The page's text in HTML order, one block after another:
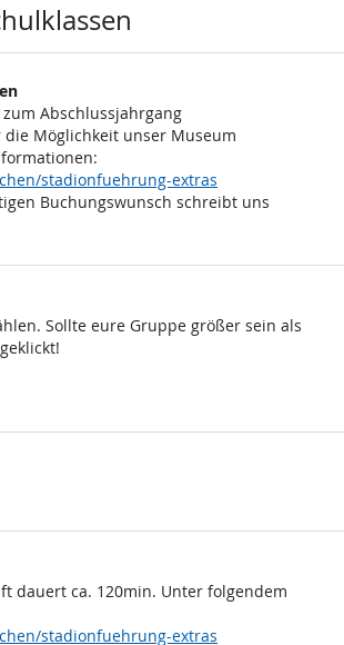
Abschlussjahrgang
Möglichkeit unser Museum
stadionfuehrung-extras
Buchungswunsch schreibt uns
Sollte eure Gruppe größer sein als
dauert ca. 120min. Unter folgendem
stadionfuehrung-extras